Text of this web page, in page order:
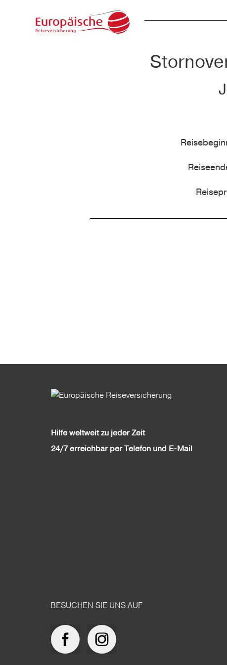
Hilfe weltweit zu jeder Zeit
24/7 erreichbar per Telefon und E-Mail
BESUCHEN SIE UNS AUF